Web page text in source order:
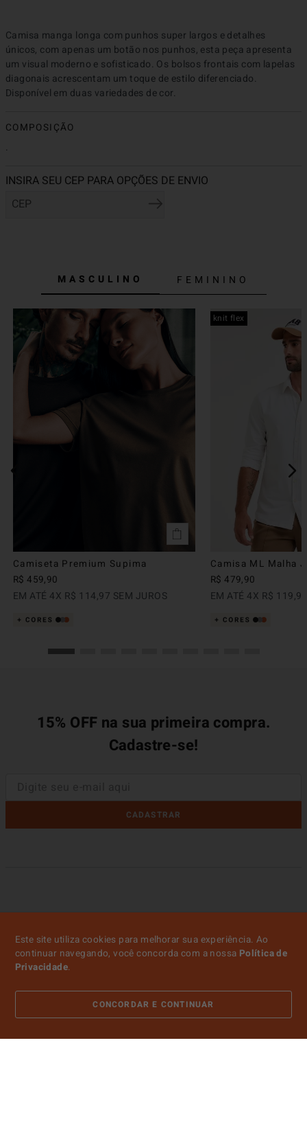
Camisa manga longa com punhos super largos e detalhes
únicos, com apenas um botão nos punhos, esta peça apresenta
um visual moderno e sofisticado. Os bolsos frontais com lapelas
diagonais acrescentam um toque de estilo diferenciado.
Disponível em duas variedades de cor.
COMPOSIÇÃO
.
MASCULINO FEMININO
Camiseta Premium Supima
R$ 459,90
EM ATÉ 4X R$ 114,97 SEM JUROS
knit flex
Camisa ML Malha
R$ 479,90
EM ATÉ 4X R$ 119,
15% OFF na sua primeira compra.
Cadastre-se!
CADASTRAR
Este site utiliza cookies para melhorar sua experiência. Ao
continuar navegando, você concorda com a nossa Política de
Privacidade.
CONCORDAR E CONTINUAR